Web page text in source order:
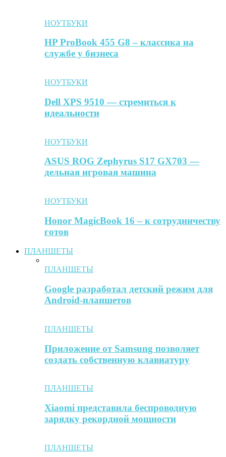
НОУТБУКИ
HP ProBook 455 G8 – классика на
службе у бизнеса
НОУТБУКИ
Dell XPS 9510 — стремиться к
идеальности
НОУТБУКИ
ASUS ROG Zephyrus S17 GX703 —
дельная игровая машина
НОУТБУКИ
Honor MagicBook 16 – к сотрудничеству
готов
ПЛАНШЕТЫ
ПЛАНШЕТЫ
Google разработал детский режим для
Android-планшетов
ПЛАНШЕТЫ
Приложение от Samsung позволяет
создать собственную клавиатуру
ПЛАНШЕТЫ
Xiaomi представила беспроводную
зарядку рекордной мощности
ПЛАНШЕТЫ